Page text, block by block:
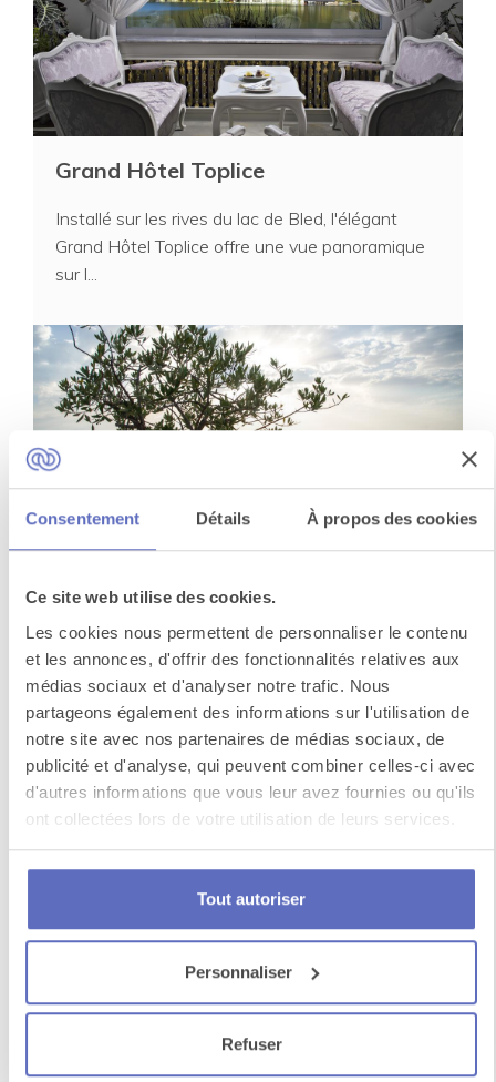
Consentement Détails À propos des cookies
Ce site web utilise des cookies.
Les cookies nous permettent de personnaliser le contenu
et les annonces, d'offrir des fonctionnalités relatives aux
médias sociaux et d'analyser notre trafic. Nous
partageons également des informations sur l'utilisation de
notre site avec nos partenaires de médias sociaux, de
publicité et d'analyse, qui peuvent combiner celles-ci avec
d'autres informations que vous leur avez fournies ou qu'ils
ont collectées lors de votre utilisation de leurs services.
Tout autoriser
Personnaliser
Refuser
Grand Hôtel Toplice
Installé sur les rives du lac de Bled, l'élégant
Grand Hôtel Toplice offre une vue panoramique
sur l...
Hôtel Piran
Situé en bord de mer dans le centre-ville
historique de Piran, l’Hôtel Piran propose un
restaurant q...
Grand Hôtel Bernardin
entre les villes historiques de Portorož et Piran,